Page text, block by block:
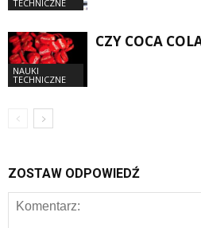
TECHNICZNE
NAUKI
TECHNICZNE
CZY COCA
ZOSTAW ODPOWIEDŹ